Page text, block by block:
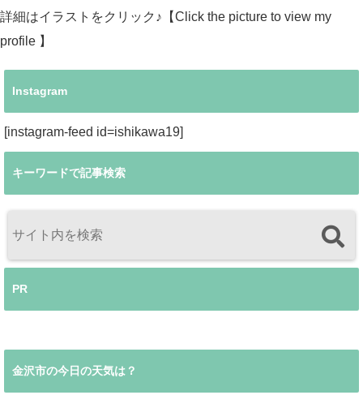
詳細はイラストをクリック♪【Click the picture to view my
profile 】
Instagram
[instagram-feed id=ishikawa19]
キーワードで記事検索
PR
金沢市の今日の天気は？